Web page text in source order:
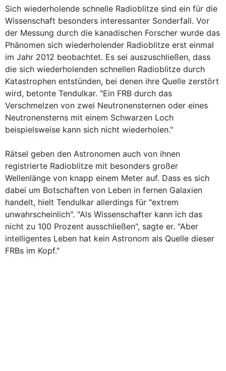
Sich wiederholende schnelle Radioblitze sind ein für die
Wissenschaft besonders interessanter Sonderfall. Vor
der Messung durch die kanadischen Forscher wurde das
Phänomen sich wiederholender Radioblitze erst einmal
im Jahr 2012 beobachtet. Es sei auszuschließen, dass
die sich wiederholenden schnellen Radioblitze durch
Katastrophen entstünden, bei denen ihre Quelle zerstört
wird, betonte Tendulkar. "Ein FRB durch das
Verschmelzen von zwei Neutronensternen oder eines
Neutronensterns mit einem Schwarzen Loch
beispielsweise kann sich nicht wiederholen."
Rätsel geben den Astronomen auch von ihnen
registrierte Radioblitze mit besonders großer
Wellenlänge von knapp einem Meter auf. Dass es sich
dabei um Botschaften von Leben in fernen Galaxien
handelt, hielt Tendulkar allerdings für "extrem
unwahrscheinlich". "Als Wissenschafter kann ich das
nicht zu 100 Prozent ausschließen", sagte er. "Aber
intelligentes Leben hat kein Astronom als Quelle dieser
FRBs im Kopf."